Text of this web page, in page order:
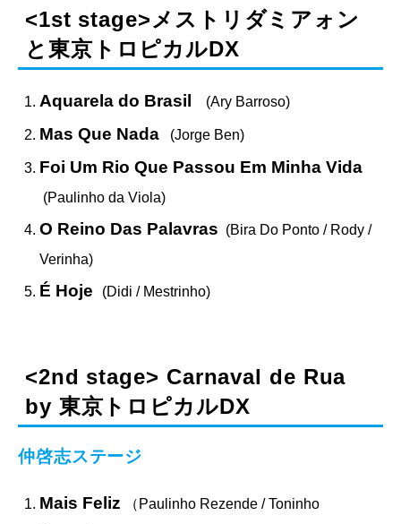
<1st stage>メストリダミアォン
と東京トロピカルDX
Aquarela do Brasil (Ary Barroso)
Mas Que Nada (Jorge Ben)
Foi Um Rio Que Passou Em Minha Vida
(Paulinho da Viola)
O Reino Das Palavras (Bira Do Ponto / Rody /
Verinha)
É Hoje (Didi / Mestrinho)
<2nd stage> Carnaval de Rua
by 東京トロピカルDX
仲啓志ステージ
Mais Feliz
（Paulinho Rezende / Toninho